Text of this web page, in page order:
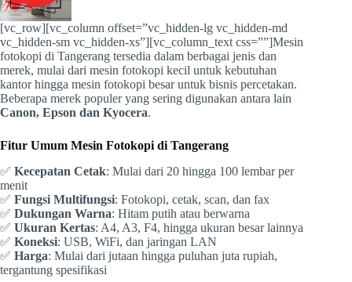
[vc_row][vc_column offset=”vc_hidden-lg vc_hidden-md
vc_hidden-sm vc_hidden-xs”][vc_column_text css=””]Mesin
fotokopi di Tangerang tersedia dalam berbagai jenis dan
merek, mulai dari mesin fotokopi kecil untuk kebutuhan
kantor hingga mesin fotokopi besar untuk bisnis percetakan.
Beberapa merek populer yang sering digunakan antara lain
Canon, Epson dan Kyocera.
Fitur Umum Mesin Fotokopi di Tangerang
✅ Kecepatan Cetak: Mulai dari 20 hingga 100 lembar per
menit
✅ Fungsi Multifungsi: Fotokopi, cetak, scan, dan fax
✅ Dukungan Warna: Hitam putih atau berwarna
✅ Ukuran Kertas: A4, A3, F4, hingga ukuran besar lainnya
✅ Koneksi: USB, WiFi, dan jaringan LAN
✅ Harga: Mulai dari jutaan hingga puluhan juta rupiah,
tergantung spesifikasi